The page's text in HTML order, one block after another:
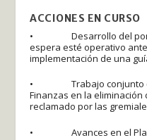
ACCIONES EN CURSO
• Desarrollo del portal
espera esté operativo
implementación de una
• Trabajo conjunto
Finanzas en la eliminación
reclamado por las
• Avances en el Plan